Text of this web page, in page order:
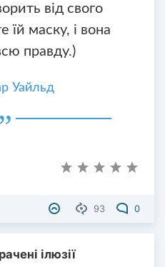
від свого
їй маску, і вона
правду.)
Уайльд
93 0
ілюзії